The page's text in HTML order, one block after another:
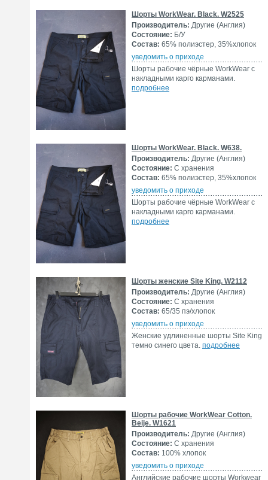
Шорты WorkWear. Black. W2525
Производитель: Другие (Англия)
Состояние: Б/У
Состав: 65% полиэстер, 35%хлопок
уведомить о приходе
Шорты рабочие чёрные WorkWear с
накладными карго карманами.
подробнее
Шорты WorkWear. Black. W638.
Производитель: Другие (Англия)
Состояние: С хранения
Состав: 65% полиэстер, 35%хлопок
уведомить о приходе
Шорты рабочие чёрные WorkWear с
накладными карго карманами.
подробнее
Шорты женские Site King. W2112
Производитель: Другие (Англия)
Состояние: С хранения
Состав: 65/35 пэ/хлопок
уведомить о приходе
Женские удлиненные шорты Site King
темно синего цвета. подробнее
Шорты рабочие WorkWear Cotton.
Beije. W1621
Производитель: Другие (Англия)
Состояние: С хранения
Состав: 100% хлопок
уведомить о приходе
Английские рабочие шорты Workwear